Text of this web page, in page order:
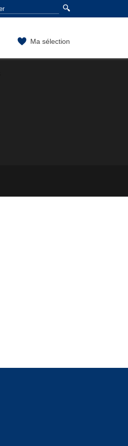
Ma sélection